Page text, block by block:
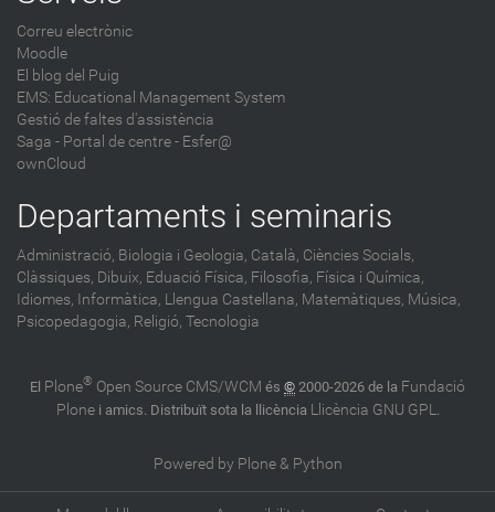
Correu electrònic
Moodle
El blog del Puig
EMS: Educational Management System
Gestió de faltes d'assistència
Saga - Portal de centre - Esfer@
ownCloud
Departaments i seminaris
Administració, Biologia i Geologia, Català, Ciències Socials,
Clàssiques, Dibuix, Eduació Física, Filosofia, Física i Química,
Idiomes, Informàtica, Llengua Castellana, Matemàtiques, Música,
Psicopedagogia, Religió, Tecnologia
El Plone® Open Source CMS/WCM és © 2000-2026 de la Fundació
Plonei amics. Distribuït sota la llicència Llicència GNU GPL.
Powered by Plone & Python